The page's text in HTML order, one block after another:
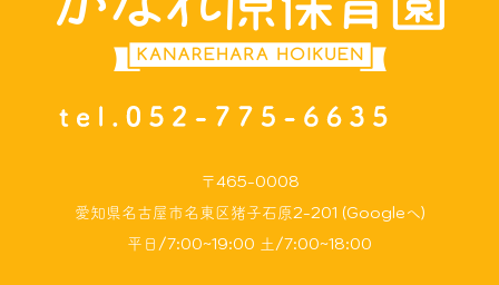
〒465-0008
愛知県名古屋市名東区猪子石原2-201 (Googleへ)
平日/7:00~19:00 土/7:00~18:00